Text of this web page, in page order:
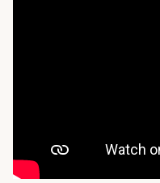
& standere